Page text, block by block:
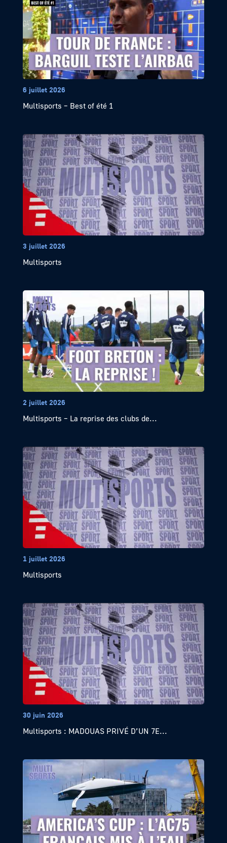
6 juillet 2026
Multisports – Best of été 1
3 juillet 2026
Multisports
2 juillet 2026
Multisports – La reprise des clubs de...
1 juillet 2026
Multisports
30 juin 2026
Multisports : MADOUAS PRIVÉ D’UN 7E...